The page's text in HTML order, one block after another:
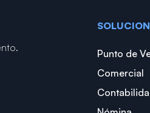
Punto de
Comercial